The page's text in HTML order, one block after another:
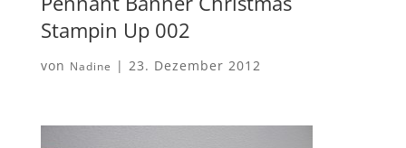
Stampin Up 002
von Nadine | 23. Dezember 2012